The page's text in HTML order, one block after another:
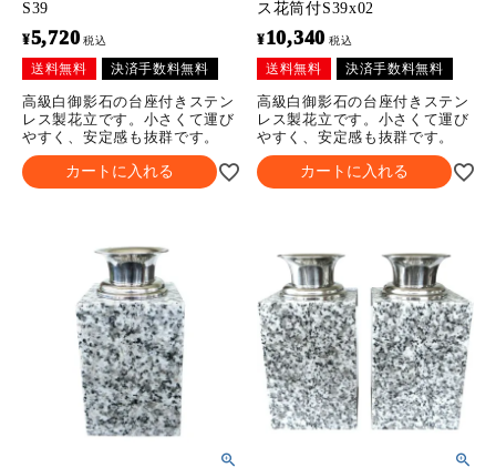
S39
¥5,720 税込
送料無料 決済手数料無料
高級白御影石の台座付きステン
レス製花立です。小さくて運び
やすく、安定感も抜群です。
カートに入れる
ス花筒付S39x02
¥10,340 税込
送料無料 決済手数料無料
高級白御影石の台座付きステン
レス製花立です。小さくて運び
やすく、安定感も抜群です。
カートに入れる